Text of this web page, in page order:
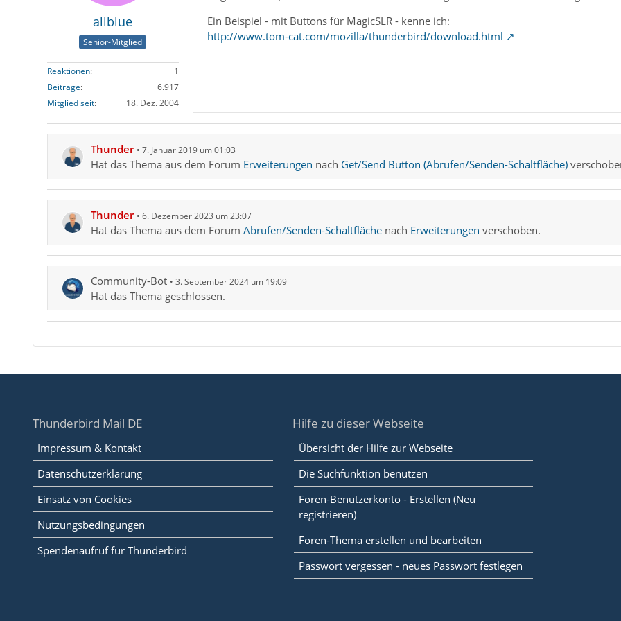
allblue
Senior-Mitglied
Reaktionen
1
Beiträge
6.917
Mitglied seit
18. Dez. 2004
Ein Beispiel - mit Buttons für MagicSLR - kenne ich:
http://www.tom-cat.com/mozilla/thunderbird/download.html
Thunder 7. Januar 2019 um 01:03
Hat das Thema aus dem Forum Erweiterungen nach Get/Send Button (Abrufen/Senden-Schaltfläche)
Thunder 6. Dezember 2023 um 23:07
Hat das Thema aus dem Forum Abrufen/Senden-Schaltflächenach Erweiterungen verschoben.
Community-Bot 3. September 2024 um 19:09
Hat das Thema geschlossen.
Thunderbird Mail DE
Impressum & Kontakt
Datenschutzerklärung
Einsatz von Cookies
Nutzungsbedingungen
Spendenaufruf für Thunderbird
Hilfe zu dieser Webseite
Übersicht der Hilfe zur Webseite
Die Suchfunktion benutzen
Foren-Benutzerkonto - Erstellen (Neu
registrieren)
Foren-Thema erstellen und bearbeiten
Passwort vergessen - neues Passwort festlegen